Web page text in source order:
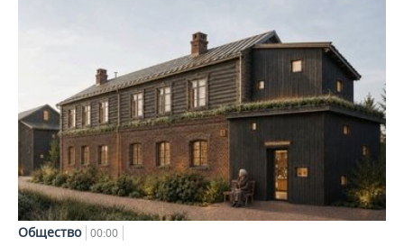
Общество 00:00